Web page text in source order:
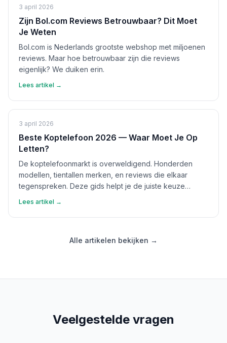
3 april 2026
Zijn Bol.com Reviews Betrouwbaar? Dit Moet
Je Weten
Bol.com is Nederlands grootste webshop met miljoenen
reviews. Maar hoe betrouwbaar zijn die reviews
eigenlijk? We duiken erin.
Lees artikel →
3 april 2026
Beste Koptelefoon 2026 — Waar Moet Je Op
Letten?
De koptelefoonmarkt is overweldigend. Honderden
modellen, tientallen merken, en reviews die elkaar
tegenspreken. Deze gids helpt je de juiste keuze
Lees artikel →
Alle artikelen bekijken →
Veelgestelde vragen